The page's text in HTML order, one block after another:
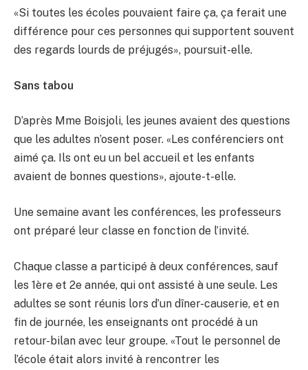
«Si toutes les écoles pouvaient faire ça, ça ferait une
différence pour ces personnes qui supportent souvent
des regards lourds de préjugés», poursuit-elle.
Sans tabou
D’après Mme Boisjoli, les jeunes avaient des questions
que les adultes n’osent poser. «Les conférenciers ont
aimé ça. Ils ont eu un bel accueil et les enfants
avaient de bonnes questions», ajoute-t-elle.
Une semaine avant les conférences, les professeurs
ont préparé leur classe en fonction de l’invité.
Chaque classe a participé à deux conférences, sauf
les 1ère et 2e année, qui ont assisté à une seule. Les
adultes se sont réunis lors d’un dîner-causerie, et en
fin de journée, les enseignants ont procédé à un
retour-bilan avec leur groupe. «Tout le personnel de
l’école était alors invité à rencontrer les